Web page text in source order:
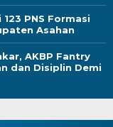
PNS Formasi
Asahan
AKBP Fantry
dan Disiplin Demi